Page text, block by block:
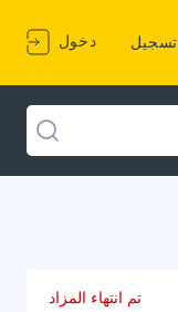
تسجيل دخول
تم انتهاء المزاد